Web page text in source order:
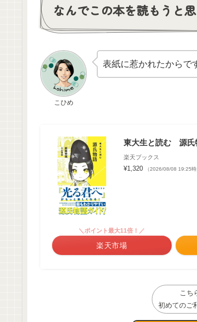
なんでこの本を読もうと
こひめ
表紙に惹かれたからで
東大生と読む 源氏
楽天ブックス
¥1,320 （2026/08/08 19:25時
＼ポイント最大11倍！／
楽天市場
こち
初めてのご